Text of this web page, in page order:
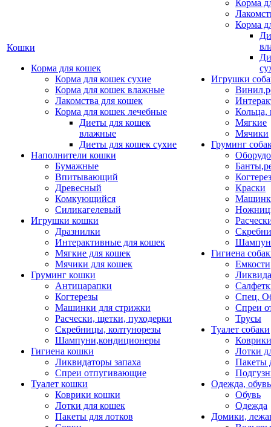
Кошки
Корма для кошек
Корма для кошек сухие
Корма для кошек влажные
Лакомства для кошек
Корма для кошек лечебные
Диеты для кошек
влажные
Диеты для кошек сухие
Наполнители кошки
Бумажные
Впитывающий
Древесный
Комкующийся
Силикагелевый
Игрушки кошки
Дразнилки
Интерактивные для кошек
Мягкие для кошек
Мячики для кошек
Груминг кошки
Антицарапки
Когтерезы
Машинки для стрижки
Расчески, щетки, пуходерки
Скребницы, колтунорезы
Шампуни,кондиционеры
Гигиена кошки
Ликвидаторы запаха
Спреи отпугивающие
Туалет кошки
Коврики кошки
Лотки для кошек
Пакеты для лотков
Корма
Корма
Игрушки
Кольца,
Мягкие
Мячики
Груминг
Краски
Гигиена
Емкости
Спец.
Спреи
Трусы
Туалет собаки
Коврики
Лотки
Пакеты
Одежда, обувь
Обувь
Одежда
Домики,